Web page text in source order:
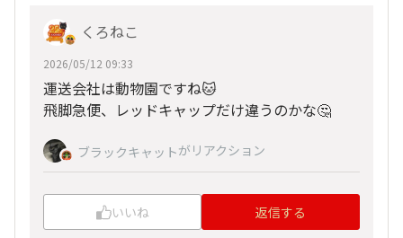
くろねこ
2026/05/12 09:33
運送会社は動物園ですね🐱
飛脚急便、レッドキャップだけ違うのかな🤔
ブラックキャットがリアクション
いいね 返信する